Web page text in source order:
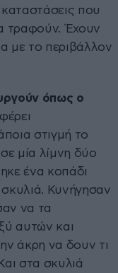
που
τραφούν. Έχουν
με το περιβάλλον
όπως ο
στιγμή το
μία λίμνη δύο
ένα κοπάδι
Κυνήγησαν
να τα
αυτών και
άκρη να δουν τι
στα σκυλιά